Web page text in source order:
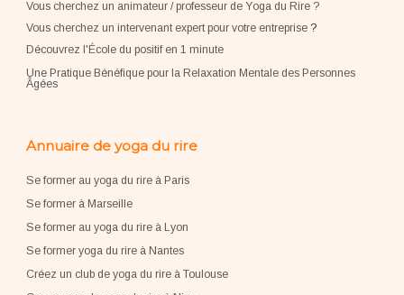
Vous cherchez un animateur / professeur de Yoga du Rire ?
Vous cherchez un intervenant expert pour votre entreprise?
Découvrez l'École du positif en 1 minute
Une Pratique Bénéfique pour la Relaxation Mentale des Personnes
Âgées
Annuaire de yoga du rire
Se former au yoga du rire à Paris
Se former à Marseille
Se former au yoga du rire à Lyon
Se former yoga du rire à Nantes
Créez un club de yoga du rire à Toulouse